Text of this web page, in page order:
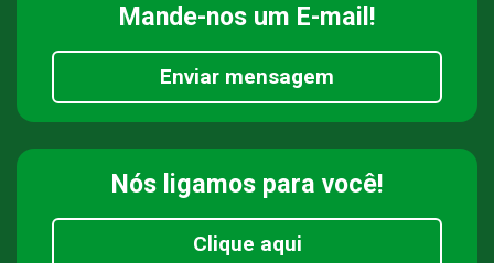
Mande-nos um E-mail!
Enviar mensagem
Nós ligamos para você!
Clique aqui